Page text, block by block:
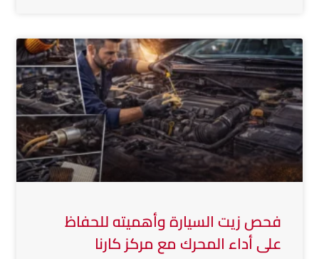
فحص زيت السيارة وأهميته للحفاظ
على أداء المحرك مع مركز كارنا